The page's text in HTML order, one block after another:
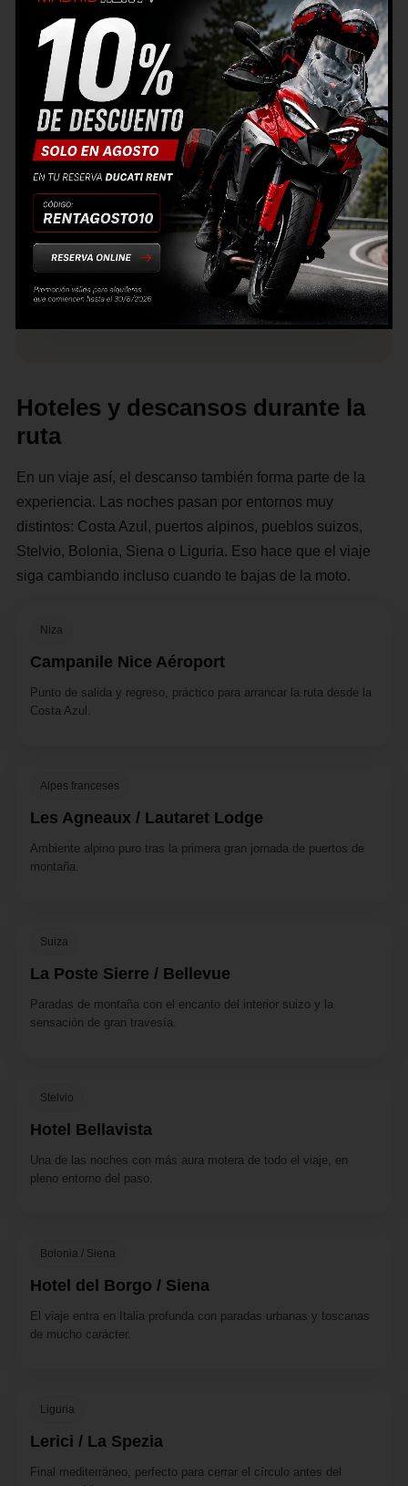
escapada por carretera
Este tipo de viaje encaja muy bien para
quien busca una aventura por libre, bien
planificada y con mucha carretera de
calidad. No hace falta salir de Europa ni
complicarse con logística exótica para vivir
una ruta realmente memorable.
Con una moto cómoda, buen equipaje y
ganas de rodar, es una de esas rutas que
mezclan conducción, turismo, gastronomía y
paisaje de una forma muy difícil de igualar.
Hoteles y descansos durante la
ruta
En un viaje así, el descanso también forma parte de la
experiencia. Las noches pasan por entornos muy
distintos: Costa Azul, puertos alpinos, pueblos suizos,
Stelvio, Bolonia, Siena o Liguria. Eso hace que el viaje
siga cambiando incluso cuando te bajas de la moto.
Niza
Campanile Nice Aéroport
Punto de salida y regreso, práctico para arrancar la ruta desde la
Costa Azul.
Alpes franceses
Les Agneaux / Lautaret Lodge
Ambiente alpino puro tras la primera gran jornada de puertos de
montaña.
Suiza
La Poste Sierre / Bellevue
Paradas de montaña con el encanto del interior suizo y la
sensación de gran travesía.
Stelvio
Hotel Bellavista
Una de las noches con más aura motera de todo el viaje, en
pleno entorno del paso.
Bolonia / Siena
Hotel del Borgo / Siena
El viaje entra en Italia profunda con paradas urbanas y toscanas
de mucho carácter.
Liguria
Lerici / La Spezia
Final mediterráneo, perfecto para cerrar el círculo antes del